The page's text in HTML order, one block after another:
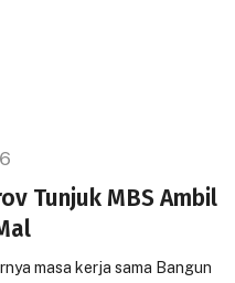
Tunjuk MBS Ambil
masa kerja sama Bangun